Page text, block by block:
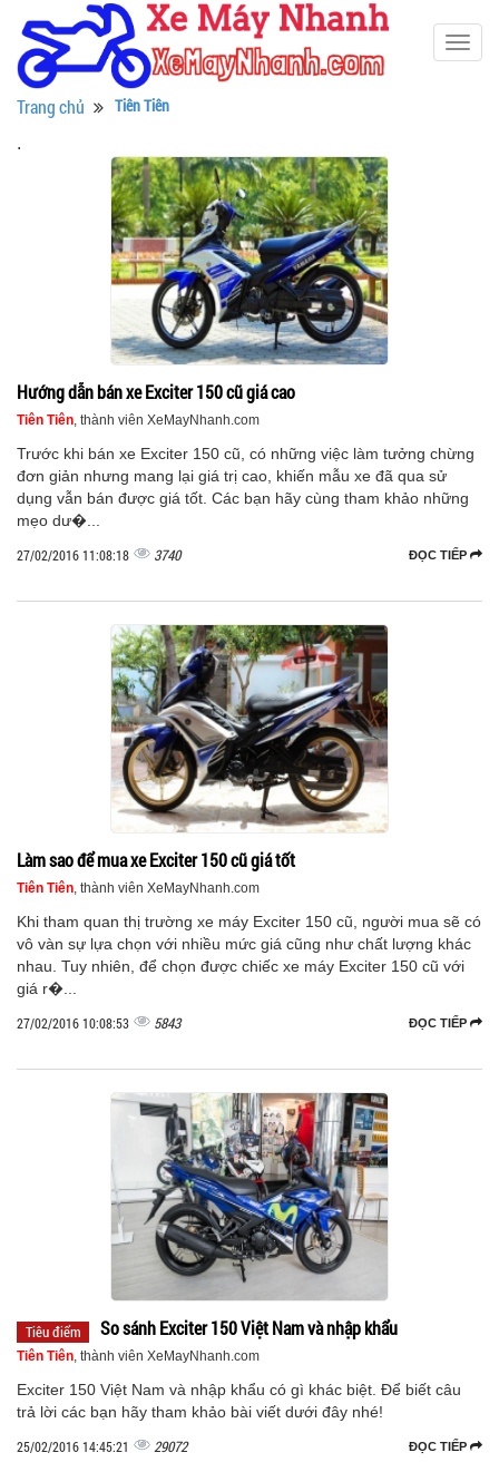
Trang chủ Tiên Tiên
.
Hướng dẫn bán xe Exciter 150 cũ giá cao
Tiên Tiên, thành viên XeMayNhanh.com
Trước khi bán xe Exciter 150 cũ, có những việc làm tưởng chừng
đơn giản nhưng mang lại giá trị cao, khiến mẫu xe đã qua sử
dụng vẫn bán được giá tốt. Các bạn hãy cùng tham khảo những
mẹo dư�...
ĐỌC TIẾP
27/02/2016 11:08:18 3740
Làm sao để mua xe Exciter 150 cũ giá tốt
Tiên Tiên, thành viên XeMayNhanh.com
Khi tham quan thị trường xe máy Exciter 150 cũ, người mua sẽ có
vô vàn sự lựa chọn với nhiều mức giá cũng như chất lượng khác
nhau. Tuy nhiên, để chọn được chiếc xe máy Exciter 150 cũ với
giá r�...
ĐỌC TIẾP
27/02/2016 10:08:53 5843
Tiêu điểm So sánh Exciter 150 Việt Nam và nhập khẩu
Tiên Tiên, thành viên XeMayNhanh.com
Exciter 150 Việt Nam và nhập khẩu có gì khác biệt. Để biết câu
trả lời các bạn hãy tham khảo bài viết dưới đây nhé!
ĐỌC TIẾP
25/02/2016 14:45:21 29072